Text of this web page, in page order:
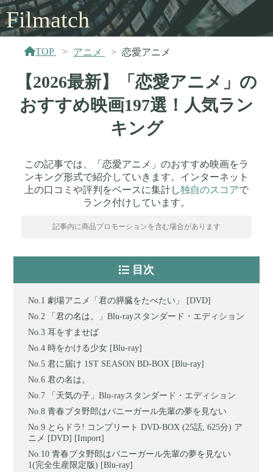
Filmatch
TOP アニメ 恋愛アニメ
【2026最新】「恋愛アニメ」の
おすすめ映画197選！人気ラン
キング
この記事では、「恋愛アニメ」のおすすめ映画をラ
ンキング形式で紹介していきます。インターネット
上の口コミや評判をベースに集計し独自のスコアで
ランク付けしています。
記事内に商品プロモーションを含む場合があります
目次
劇場アニメ「君の膵臓をたべたい」 [DVD]
「君の名は。」Blu-rayスタンダード・エディション
耳をすませば
時をかける少女 [Blu-ray]
君に届け 1ST SEASON BD-BOX [Blu-ray]
君の名は。
「天気の子」Blu-rayスタンダード・エディション
青春ブタ野郎はバニーガール先輩の夢を見ない
とらドラ! コンプリート DVD-BOX (25話, 625分) ア
ニメ [DVD] [Import]
青春ブタ野郎はバニーガール先輩の夢を見ない
1(完全生産限定版) [Blu-ray]